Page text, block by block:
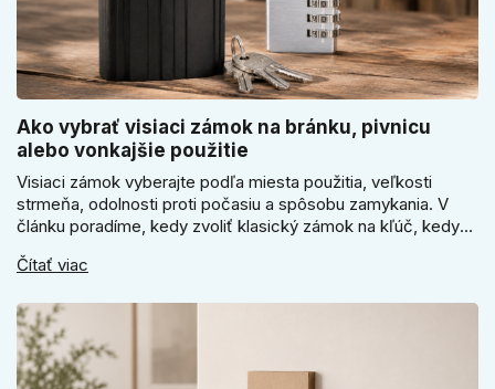
Ako vybrať visiaci zámok na bránku, pivnicu
alebo vonkajšie použitie
Visiaci zámok vyberajte podľa miesta použitia, veľkosti
strmeňa, odolnosti proti počasiu a spôsobu zamykania. V
článku poradíme, kedy zvoliť klasický zámok na kľúč, kedy
sa pri bránke, pivnici alebo záhradnom domčeku neoplatí
Čítať viac